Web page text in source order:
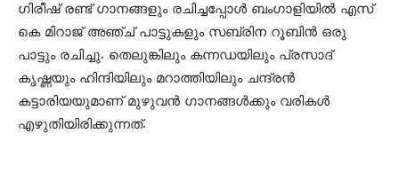
ഗിരീഷ് രണ്ട് ഗാനങ്ങളും രചിച്ചപ്പോള്‍ ബംഗാളിയില്‍ എസ്
കെ മിറാജ് അഞ്ച് പാട്ടുകളും സബ്രിന റൂബിന്‍ ഒരു
പാട്ടും രചിച്ചു. തെലുങ്കിലും കന്നഡയിലും പ്രസാദ്
കൃഷ്ണയും ഹിന്ദിയിലും മറാത്തിയിലും ചന്ദ്രന്‍
കട്ടാരിയയുമാണ് മുഴുവന്‍ ഗാനങ്ങള്‍ക്കും വരികള്‍
എഴുതിയിരിക്കുന്നത്.